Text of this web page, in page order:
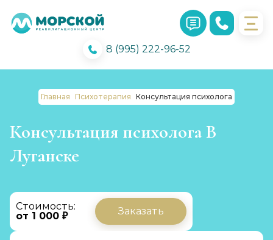
8 (995) 222-96-52
Главная Психотерапия Консультация психолога
Консультация психолога В
Луганске
Стоимость:
от 1 000 ₽
Заказать